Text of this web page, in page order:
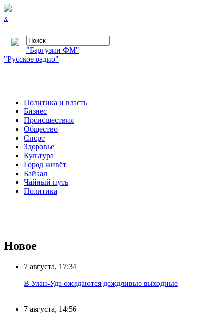
x
"Баргузин ФМ"
"Русское радио"
Политика и власть
Бизнес
Происшествия
Общество
Cпорт
Здоровье
Культура
Город живёт
Байкал
Чайный путь
Политика
Новое
7 августа, 17:34
В Улан-Удэ ожидаются дождливые выходные
7 августа, 14:56